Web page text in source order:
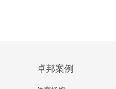
卓邦案例